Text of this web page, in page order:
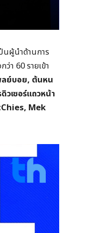
ผู้นำด้านการ
า 60 รายเข้า
ลย์บอย, ต้นหน
เซอร์แถวหน้า
Mek